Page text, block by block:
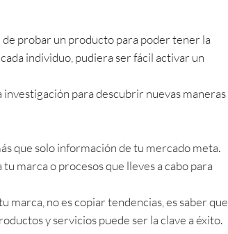
de probar un producto para poder tener la
individuo, pudiera ser fácil activar un
para descubrir nuevas maneras
que solo información de tu mercado meta.
marca o procesos que lleves a cabo para
marca, no es copiar tendencias, es saber que
y servicios puede ser la clave a éxito.